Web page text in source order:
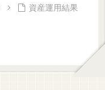
資産運用結果